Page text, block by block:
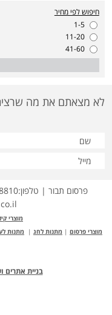
חיפוש לפי מחיר
1-5
11-20
41-60
מוצרי
מוצרי פרסום | מתנות לחג | מתנות
בניית אתרים